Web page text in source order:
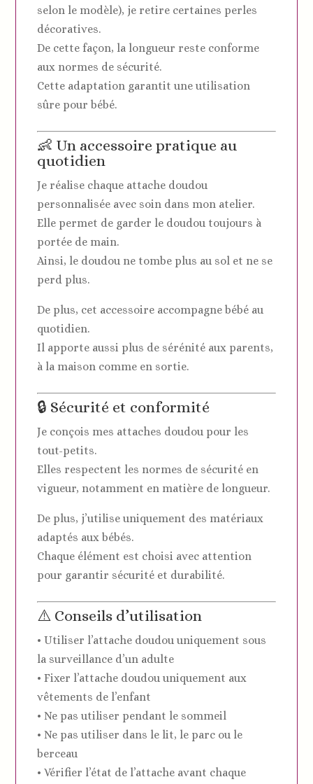
selon le modèle), je retire certaines perles
décoratives.
De cette façon, la longueur reste conforme
aux normes de sécurité.
Cette adaptation garantit une utilisation
sûre pour bébé.
👶 Un accessoire pratique au
quotidien
Je réalise chaque attache doudou
personnalisée avec soin dans mon atelier.
Elle permet de garder le doudou toujours à
portée de main.
Ainsi, le doudou ne tombe plus au sol et ne se
perd plus.
De plus, cet accessoire accompagne bébé au
quotidien.
Il apporte aussi plus de sérénité aux parents,
à la maison comme en sortie.
🔒 Sécurité et conformité
Je conçois mes attaches doudou pour les
tout-petits.
Elles respectent les normes de sécurité en
vigueur, notamment en matière de longueur.
De plus, j’utilise uniquement des matériaux
adaptés aux bébés.
Chaque élément est choisi avec attention
pour garantir sécurité et durabilité.
⚠️ Conseils d’utilisation
• Utiliser l’attache doudou uniquement sous
la surveillance d’un adulte
• Fixer l’attache doudou uniquement aux
vêtements de l’enfant
• Ne pas utiliser pendant le sommeil
• Ne pas utiliser dans le lit, le parc ou le
berceau
• Vérifier l’état de l’attache avant chaque